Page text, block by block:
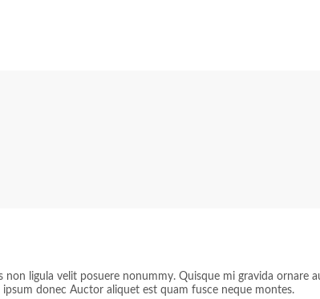
ligula velit posuere nonummy. Quisque mi gravida
donec Auctor aliquet est quam fusce neque montes.